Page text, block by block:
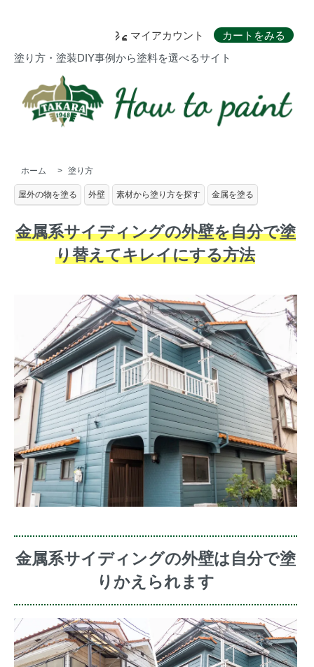
マイアカウント
カートをみる
塗り方・塗装DIY事例から塗料を選べるサイト
ホーム > 塗り方
屋外の物を塗る 外壁 素材から塗り方を探す 金属を塗る
金属系サイディングの外壁を自分で塗
り替えてキレイにする方法
金属系サイディングの外壁は自分で塗
りかえられます